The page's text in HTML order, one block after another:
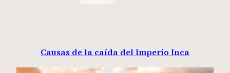
Causas de la caída del Imperio Inca